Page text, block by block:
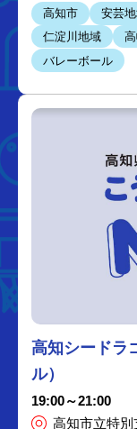
高知市 安芸
仁淀川地域
バレーボール
高知シードラ
ル）
19:00～21:00
高知市立特